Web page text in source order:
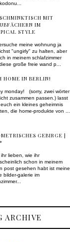
MIT
IM
STYLE
meine wohnung ja
"ungirly" zu halten, aber
in meinem schlafzimmer
große freie wand p...
HOME IN BERLIN!
monday! (sorry, zwei wörter
zusammen passen.) lasst
ein kleines geheimnis
die home-produkte von ...
GEBIRGE |
lieben, wie ihr
schon in meinem
post gesehen habt ist meine
bilder-galerie im
ARCHIVE